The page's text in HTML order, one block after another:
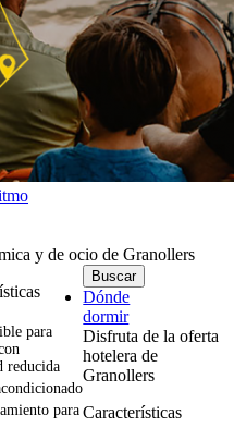
y de ocio de Granollers
para
reducida
para
Dónde
dormir
Disfruta de la oferta
hotelera de
Granollers
Características